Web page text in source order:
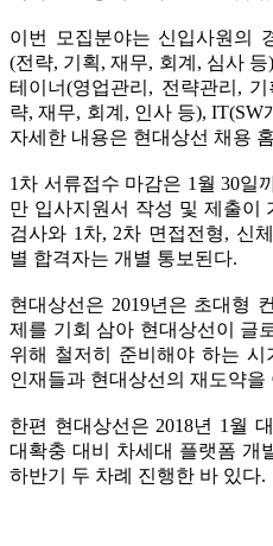
이번 모집분야는 신입사원의
(전략, 기획, 재무, 회계, 심사
테이너(영업관리, 전략관리,
략, 재무, 회계, 인사 등),
자세한 내용은 현대상선 채용
1차 서류접수 마감은 1월 30일
만 입사지원서 작성 및 제출이
검사와 1차, 2차 면접전형, 신
별 합격자는 개별 통보된다.
현대상선은 2019년은 초대형
제를 기회 삼아 현대상선이 글
위해 철저히 준비해야 하는
인재들과 현대상선의 재도약
한편 현대상선은 2018년 1월
대확충 대비 차세대 플랫폼 개
하반기 두 차례 진행한 바 있다.